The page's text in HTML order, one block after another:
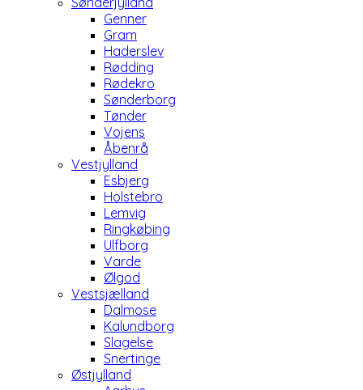
Genner
Gram
Haderslev
Rødding
Rødekro
Sønderborg
Tønder
Vojens
Åbenrå
Vestjylland
Esbjerg
Holstebro
Lemvig
Ringkøbing
Ulfborg
Varde
Ølgod
Vestsjælland
Dalmose
Kalundborg
Slagelse
Snertinge
Østjylland